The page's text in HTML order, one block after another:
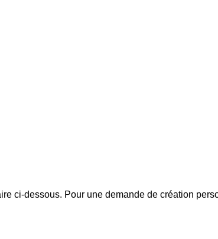
ci-dessous. Pour une demande de création